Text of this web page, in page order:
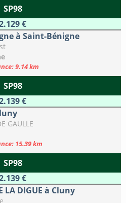
SP98
€
à Saint-Bénigne
9.14 km
SP98
€
GAULLE
15.39 km
SP98
€
LA DIGUE à Cluny